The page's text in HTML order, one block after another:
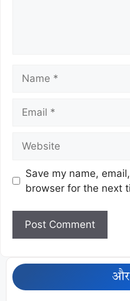
Save my name,
browser for the next
और